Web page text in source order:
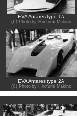
EVA Antares type 1A
(C) Photo by Hirofumi Makino
EVA Antares type 2A
(C) Photo by Hirofumi Makino